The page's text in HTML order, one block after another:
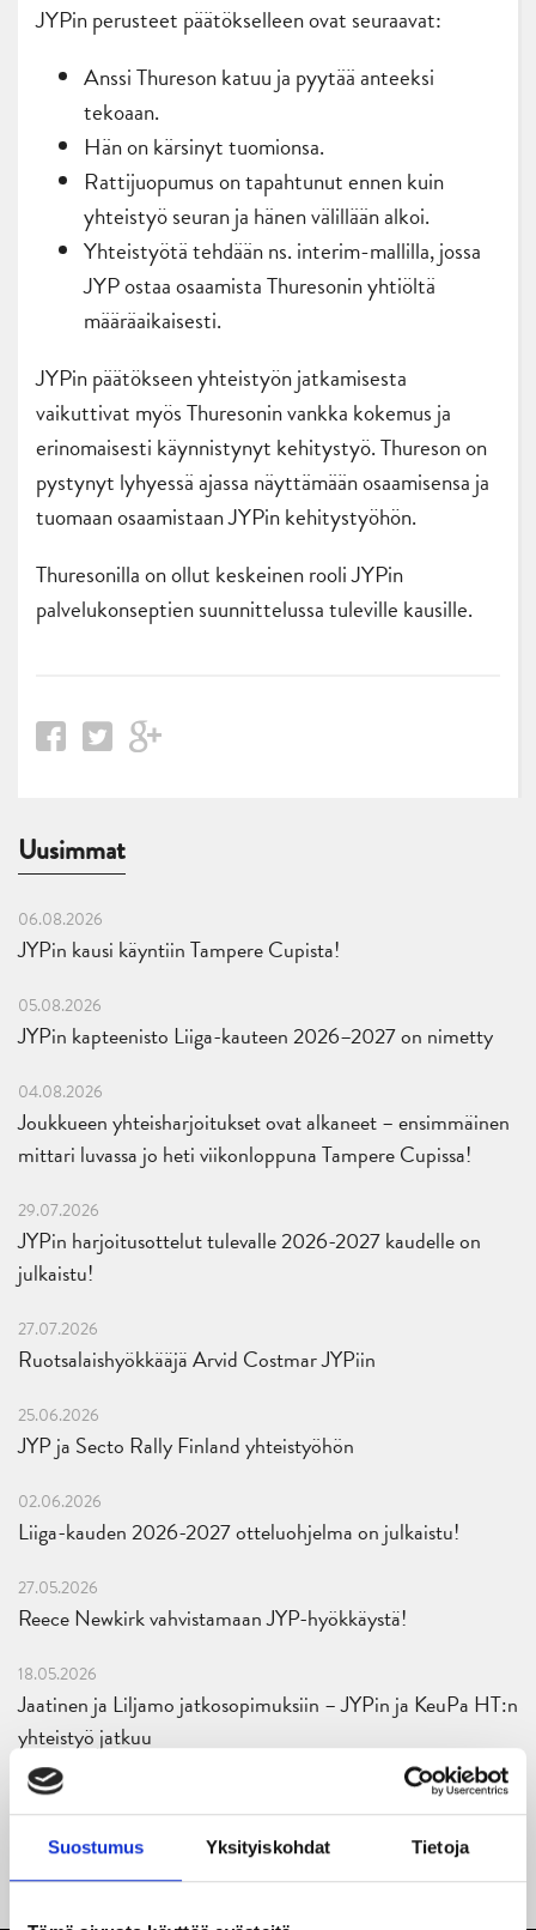
Suostumus Yksityiskohdat Tietoja
JYPin perusteet päätökselleen ovat seuraavat:
Anssi Thureson katuu ja pyytää anteeksi
tekoaan.
Hän on kärsinyt tuomionsa.
Rattijuopumus on tapahtunut ennen kuin
yhteistyö seuran ja hänen välillään alkoi.
Yhteistyötä tehdään ns. interim-mallilla, jossa
JYP ostaa osaamista Thuresonin yhtiöltä
määräaikaisesti.
JYPin päätökseen yhteistyön jatkamisesta
vaikuttivat myös Thuresonin vankka kokemus ja
erinomaisesti käynnistynyt kehitystyö. Thureson on
pystynyt lyhyessä ajassa näyttämään osaamisensa ja
tuomaan osaamistaan JYPin kehitystyöhön.
Thuresonilla on ollut keskeinen rooli JYPin
palvelukonseptien suunnittelussa tuleville kausille.
Uusimmat
06.08.2026
JYPin kausi käyntiin Tampere Cupista!
05.08.2026
JYPin kapteenisto Liiga-kauteen 2026–2027 on nimetty
04.08.2026
Joukkueen yhteisharjoitukset ovat alkaneet – ensimmäinen
mittari luvassa jo heti viikonloppuna Tampere Cupissa!
29.07.2026
JYPin harjoitusottelut tulevalle 2026-2027 kaudelle on
julkaistu!
27.07.2026
Ruotsalaishyökkääjä Arvid Costmar JYPiin
25.06.2026
JYP ja Secto Rally Finland yhteistyöhön
02.06.2026
Liiga-kauden 2026-2027 otteluohjelma on julkaistu!
27.05.2026
Reece Newkirk vahvistamaan JYP-hyökkäystä!
18.05.2026
Jaatinen ja Liljamo jatkosopimuksiin – JYPin ja KeuPa HT:n
yhteistyö jatkuu
14.05.2026
Tuore Sveitsin mestari Juuso Arola JYP-puolustukseen
kahden vuoden sopimuksella